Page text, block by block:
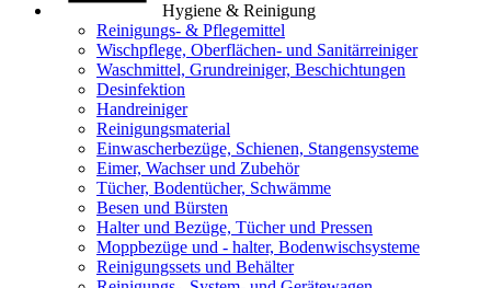
Hygiene & Reinigung
Reinigungs- & Pflegemittel
Wischpflege, Oberflächen- und Sanitärreiniger
Waschmittel, Grundreiniger, Beschichtungen
Desinfektion
Handreiniger
Reinigungsmaterial
Einwascherbezüge, Schienen, Stangensysteme
Eimer, Wachser und Zubehör
Tücher, Bodentücher, Schwämme
Besen und Bürsten
Halter und Bezüge, Tücher und Pressen
Moppbezüge und - halter, Bodenwischsysteme
Reinigungssets und Behälter